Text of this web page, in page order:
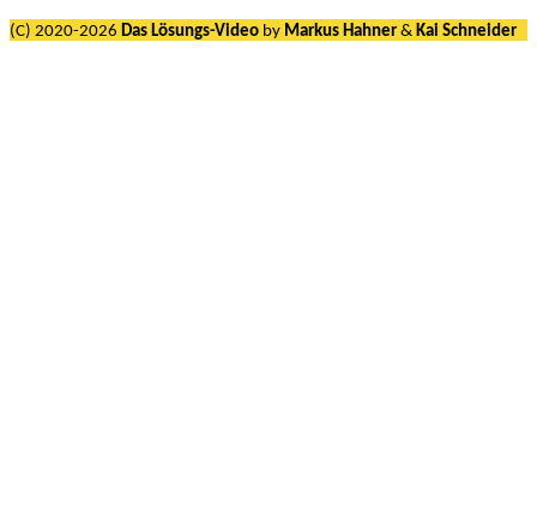
(C) 2020-2026 Das Lösungs-Video by Markus Hahner & Kai Schneider